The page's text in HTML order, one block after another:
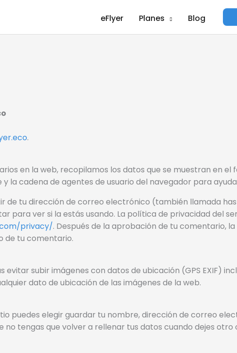
eFlyer Planes Blog
.
en la web, recopilamos los datos que se muestran en
la cadena de agentes de usuario del navegador para
de tu dirección de correo electrónico (también llamada
para ver si la estás usando. La política de privacidad del
privacy/. Después de la aprobación de tu comentario,
de tu comentario.
evitar subir imágenes con datos de ubicación (GPS EXIF)
dato de ubicación de las imágenes de la web.
puedes elegir guardar tu nombre, dirección de correo
no tengas que volver a rellenar tus datos cuando dejes otro